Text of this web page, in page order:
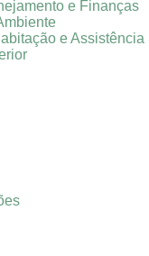
e Finanças
e Assistência